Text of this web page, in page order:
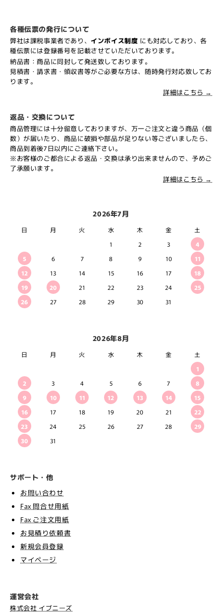
各種伝票の発行について
弊社は課税事業者であり、 インボイス制度 にも対応しており、各
種伝票には登録番号を記載させていただいております。
納品書：商品に同封して発送致しております。
見積書・請求書・領収書等がご必要な方は、随時発行対応致してお
ります。
詳細はこちら →
返品・交換について
商品管理には十分留意しておりますが、万一ご注文と違う商品（個
数）が届いたり、商品に破損や部品が足りない等ございましたら、
商品到着後7日以内にご連絡下さい。
※お客様のご都合による返品・交換は承り出来ませんので、予めご
了承願います。
詳細はこちら →
2026年7月
日 月 火 水 木 金
土
1
2 3
4
5
6 7 8 9 10
11
12
13 14 15 16 17
18
19
20 21 22 23 24
25
26
27 28 29 30 31
2026年8月
日 月 火 水 木 金
土
1
2
3 4 5 6 7
8
9
10 11 12 13 14
15
16
17 18 19 20 21
22
23
24 25 26 27 28
29
30
31
サポート・他
お問い合わせ
Fax 問合せ用紙
Fax ご注文用紙
お見積り依頼書
新規会員登録
マイページ
運営会社
株式会社 イブニーズ